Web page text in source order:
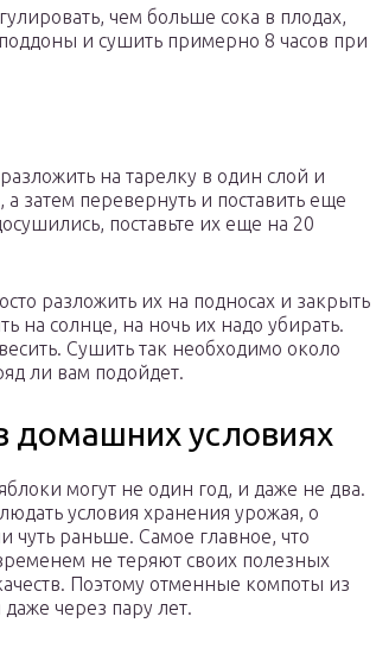
чем больше сока в плодах,
и сушить примерно 8 часов при
на тарелку в один слой и
затем перевернуть и поставить еще
поставьте их еще на 20
разложить их на подносах и закрыть
на солнце, на ночь их надо убирать.
Сушить так необходимо около
ли вам подойдет.
домашних условиях
могут не один год, и даже не два.
условия хранения урожая, о
чуть раньше. Самое главное, что
не теряют своих полезных
Поэтому отменные компоты из
даже через пару лет.